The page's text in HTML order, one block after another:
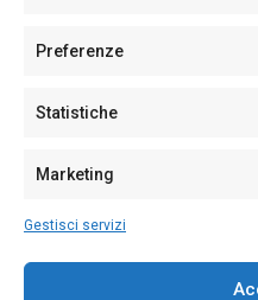
Preferenze
Statistiche
Marketing
Gestisci servizi
Sede:Via Cristoforo Colombo
Partita IVA02270380922
128/2020 del 10/02/2020
Per la Pubblicità: